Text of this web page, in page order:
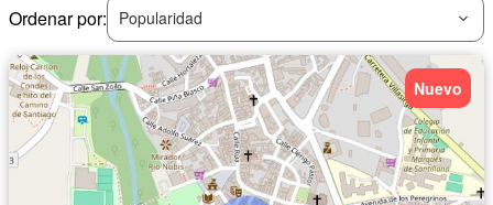
Ordenar por:
Popularidad
Nuevo